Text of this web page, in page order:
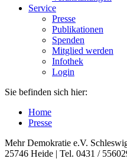
Service
Presse
Publikationen
Spenden
Mitglied werden
Infothek
Login
Sie befinden sich hier:
Home
Presse
Mehr Demokratie e.V.
25746 Heide | Tel. 0431 /